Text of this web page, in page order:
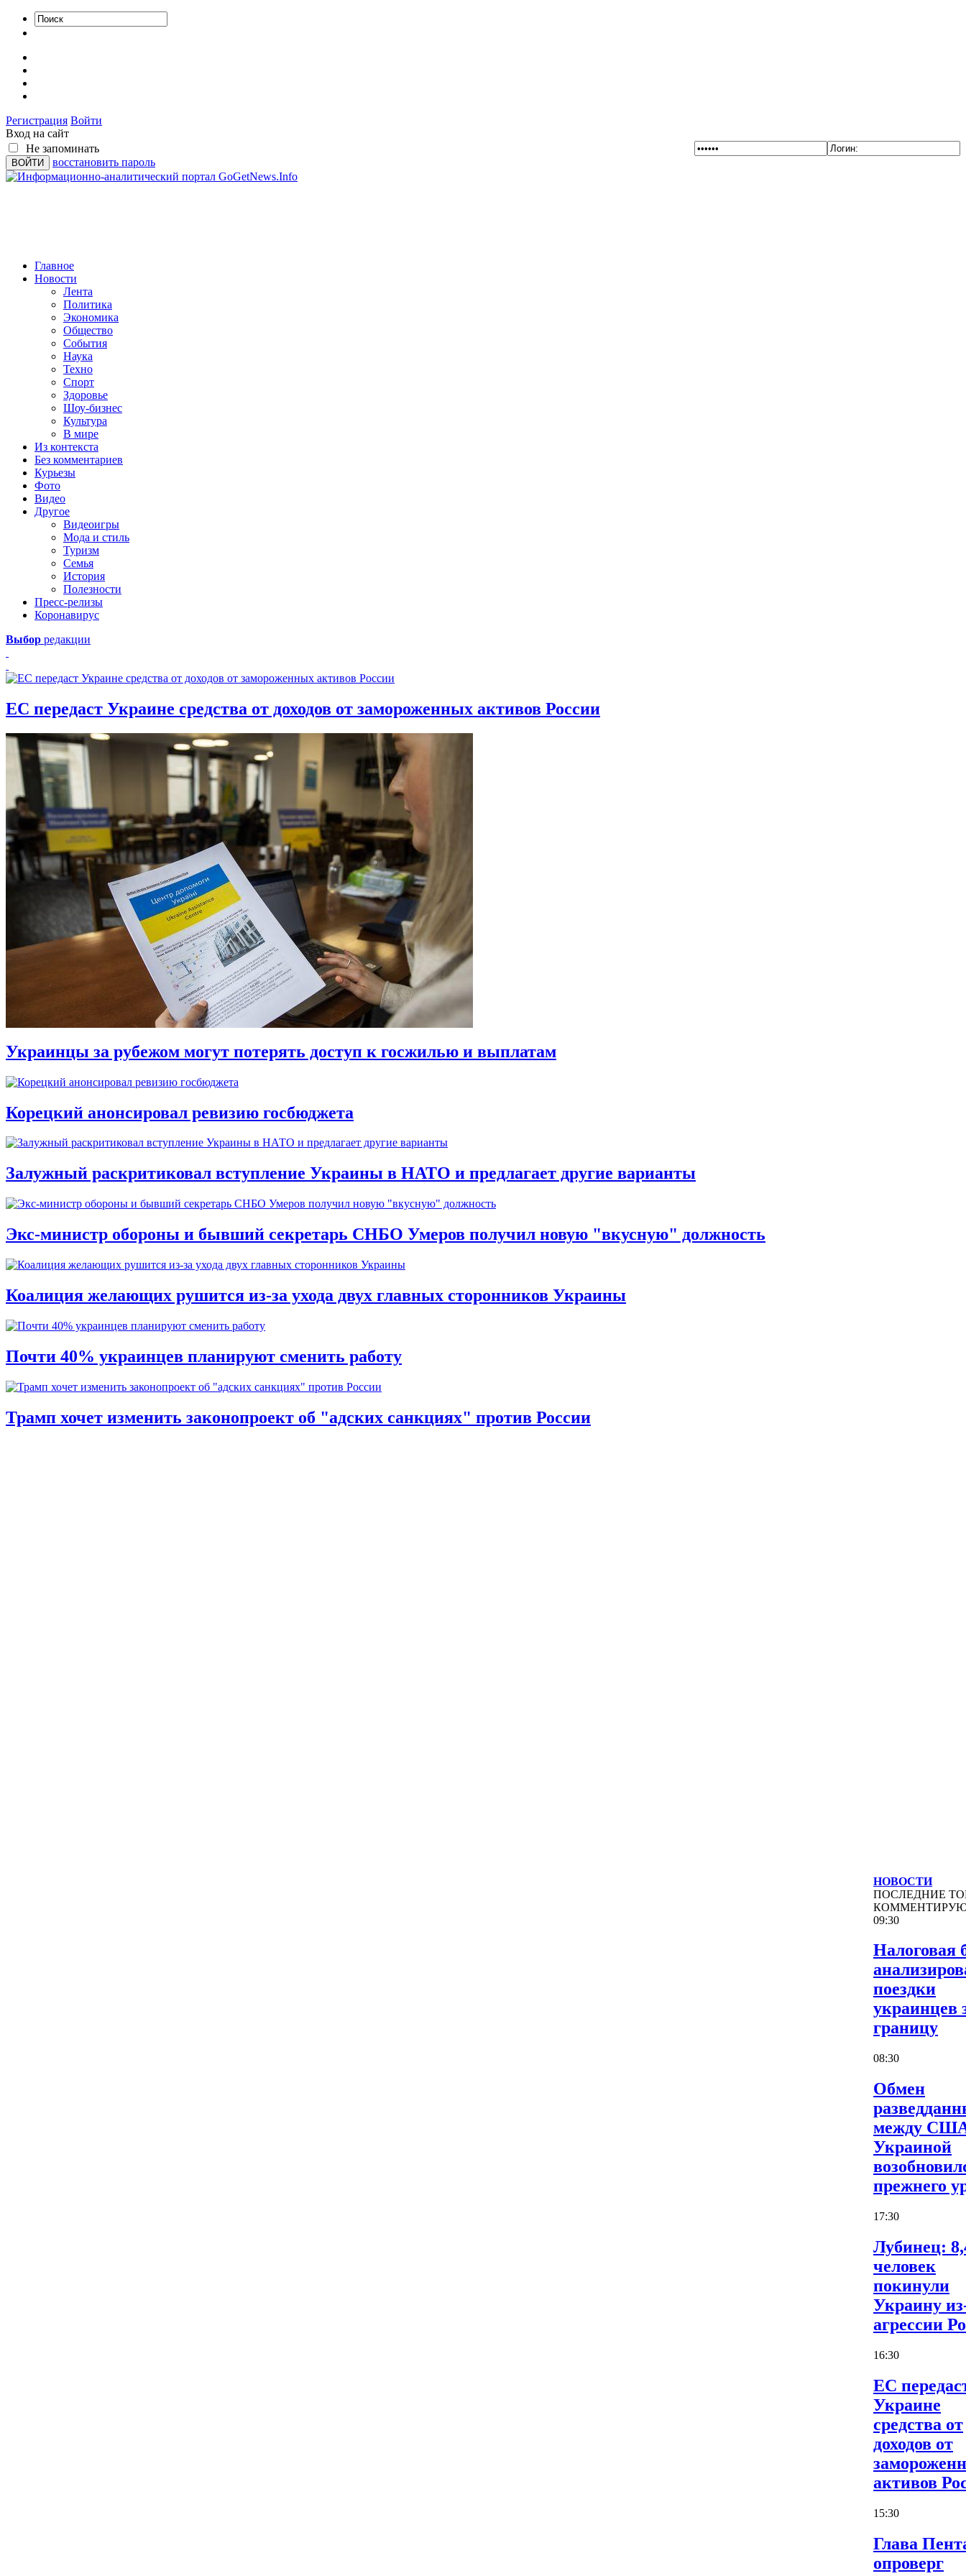
Регистрация Войти
Вход на сайт
Не запоминать
восстановить пароль
Главное
Новости
Лента
Политика
Экономика
Общество
События
Наука
Техно
Спорт
Здоровье
Шоу-бизнес
Культура
В мире
Из контекста
Без комментариев
Курьезы
Фото
Видео
Другое
Видеоигры
Мода и стиль
Туризм
Семья
История
Полезности
Пресс-релизы
Коронавирус
Выбор редакции
ЕС передаст Украине средства от доходов от замороженных активов России
Украинцы за рубежом могут потерять доступ к госжилью и выплатам
Корецкий анонсировал ревизию госбюджета
Залужный раскритиковал вступление Украины в НАТО и предлагает другие варианты
Экс-министр обороны и бывший секретарь СНБО Умеров получил новую "вкусную" должность
Коалиция желающих рушится из-за ухода двух главных сторонников Украины
Почти 40% украинцев планируют сменить работу
Трамп хочет изменить законопроект об "адских санкциях" против России
НОВОСТИ
ПОСЛЕДНИЕ
09:30
Налоговая
поездки
украинцев
границу
08:30
Обмен
между
Украиной
прежнего
17:30
Лубинец:
человек
покинули
Украину
агрессии
16:30
ЕС
Украине
средства от
доходов от
активов
15:30
Глава
опроверг